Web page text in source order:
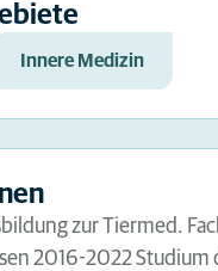
Innere Medizin
zur Tiermed.
2016-2022